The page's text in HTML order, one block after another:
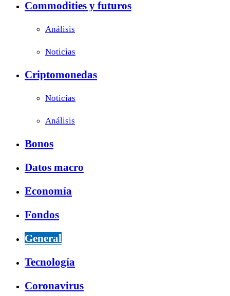
Commodities y futuros
Análisis
Noticias
Criptomonedas
Noticias
Análisis
Bonos
Datos macro
Economía
Fondos
General
Tecnología
Coronavirus